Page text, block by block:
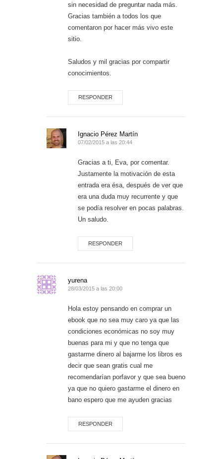
sin necesidad de preguntar nada más.
Gracias también a todos los que
comentaron por hacer más vivo este
sitio.
Saludos y mil gracias por compartir
conocimientos.
RESPONDER
Ignacio Pérez Martín
07/02/2015 a las 20:44
Gracias a ti, Eva, por comentar.
Justamente la motivación de esta
entrada era ésa, después de ver que
era una duda muy recurrente y que
se podía resolver en pocas palabras.
Un saludo.
RESPONDER
yurena
28/03/2015 a las 20:00
Hola estoy pensando en comprar un
ebook que no sea muy caro ya que las
condiciones económicas no soy muy
buenas para mi y que no tenga que
gastarme dinero al bajarme los libros es
decir que sean gratis cual me
recomendarían porfavor y que sea bueno
ya que no quiero gastarme el dinero en
bano espero que me ayuden gracias
RESPONDER